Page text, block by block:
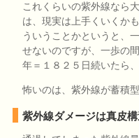
これくらいの紫外線なら
は、現実は上手くいくか
ういうことかというと、
せないのですが、一歩の
年＝１８２５日続いたら
怖いのは、紫外線が蓄積
紫外線ダメージは真皮